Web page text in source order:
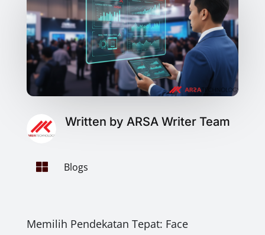
Written by ARSA Writer Team
 Blogs
Memilih Pendekatan Tepat: Face